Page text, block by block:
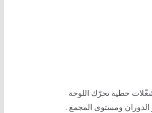
خطية تحرّك اللوحة
ومستوى المجمع .